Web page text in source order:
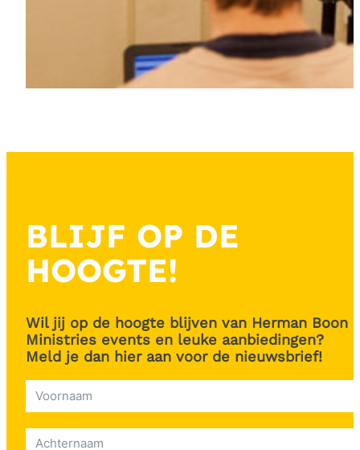
BLIJF OP DE
HOOGTE!
Wil jij op de hoogte blijven van Herman Boon
Ministries events en leuke aanbiedingen?
Meld je dan hier aan voor de nieuwsbrief!